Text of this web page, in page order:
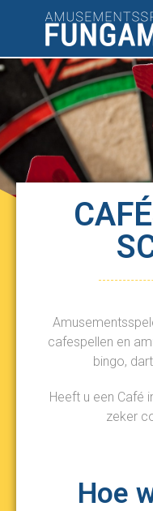
cafespellen en
bingo,
Heeft u een Café
zeker
Hoe